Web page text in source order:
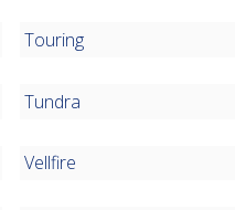
Touring
Tundra
Vellfire